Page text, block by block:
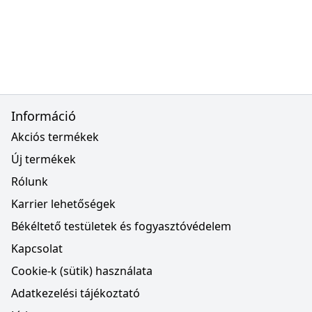
Információ
Akciós termékek
Új termékek
Rólunk
Karrier lehetőségek
Békéltető testületek és fogyasztóvédelem
Kapcsolat
Cookie-k (sütik) használata
Adatkezelési tájékoztató